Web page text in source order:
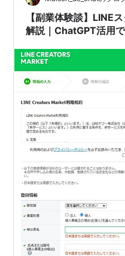
【副業体験談】LINE
解説｜ChatGPT活用